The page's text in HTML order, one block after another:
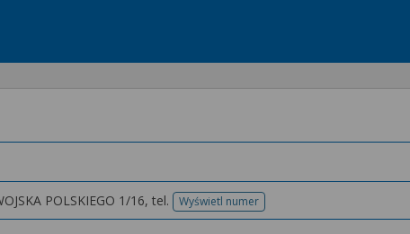
POLSKIEGO 1/16, tel. Wyświetl numer
telefonu